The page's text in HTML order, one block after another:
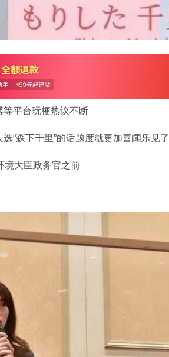
等平台玩梗热议不断
“森下千里”的话题度就更加喜闻乐见了
境大臣政务官之前